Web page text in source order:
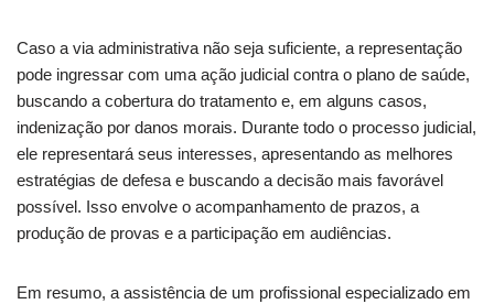
Caso a via administrativa não seja suficiente, a representação
pode ingressar com uma ação judicial contra o plano de saúde,
buscando a cobertura do tratamento e, em alguns casos,
indenização por danos morais. Durante todo o processo judicial,
ele representará seus interesses, apresentando as melhores
estratégias de defesa e buscando a decisão mais favorável
possível. Isso envolve o acompanhamento de prazos, a
produção de provas e a participação em audiências.
Em resumo, a assistência de um profissional especializado em